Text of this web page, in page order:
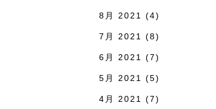
8月 2021 (4)
7月 2021 (8)
6月 2021 (7)
5月 2021 (5)
4月 2021 (7)